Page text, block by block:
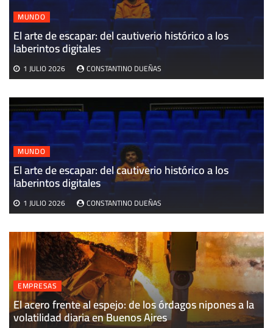
MUNDO
El arte de escapar: del cautiverio histórico a los
laberintos digitales
1 JULIO 2026 CONSTANTINO DUEÑAS
EMPRESAS
El acero frente al espejo: de los órdagos nipones a la
volatilidad diaria en Buenos Aires
MUNDO
El arte de escapar: del cautiverio histórico a los
laberintos digitales
1 JULIO 2026 CONSTANTINO DUEÑAS